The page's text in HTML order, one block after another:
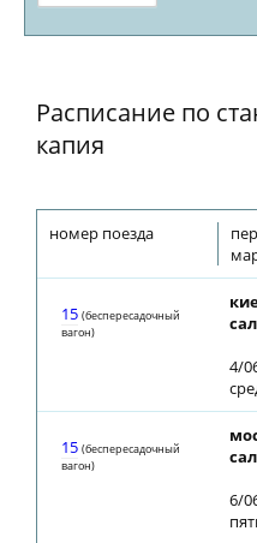
Расписание по
капия
номер поезда
15 (беспересадочный
вагон)
4/
15 (беспересадочный
вагон)
6/